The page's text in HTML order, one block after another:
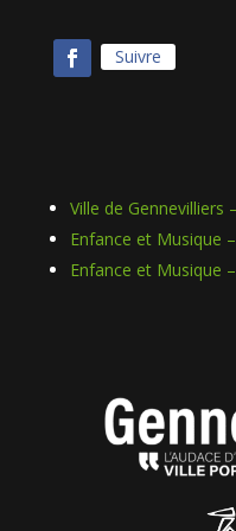
Suivre
Ville de Gennevilliers
Enfance et Musique
Enfance et Musique